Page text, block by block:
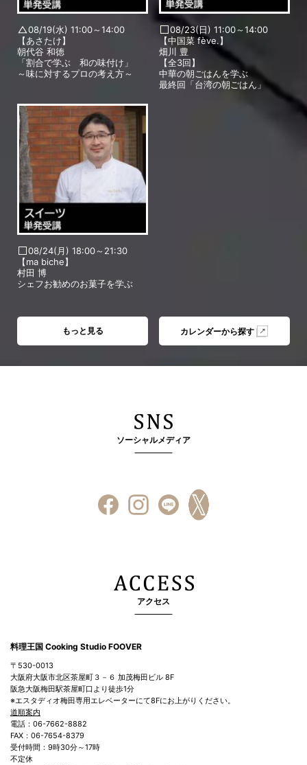
08/19(水) 11:00～14:00
【あさたけ】
朝代谷 和徳
「割合で学ぶ 和の味付け」
～味に対するプロの考え方～
08/23(日) 11:00～14:00
【中国菜 fève.】
畑川 豊
【全3回】
中華の朝ごはんを学ぶ
最終回「台湾の朝ごはん」
08/24(月) 18:00～21:30
【ma biche】
村田 博
シェフお勧めのお菓子を学ぶ
もっと見る カレンダーから探す
ソーシャルメディア
アクセス
料理王国 Cooking Studio FOOVER
〒530-0013
大阪府大阪市北区茶屋町３－６ 加茂梅田ビル 8F
阪急大阪梅田駅茶屋町口より徒歩1分
※エスタディオ梅田専用エレベーターにて8Fにお上がりください。
道順案内
電話：06-7662-8882
FAX：06-7654-8379
受付時間：9時30分～17時
不定休